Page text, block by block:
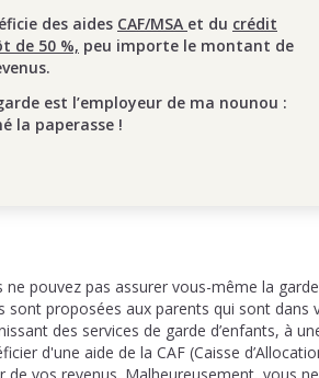
des aides CAF/MSA et du crédit
de 50 %, peu importe le montant de
est l’employeur de ma nounou :
la paperasse !
ne pouvez pas assurer vous-même la
sont proposées aux parents qui sont
des services de garde d’enfants, à
d'une aide de la CAF (Caisse